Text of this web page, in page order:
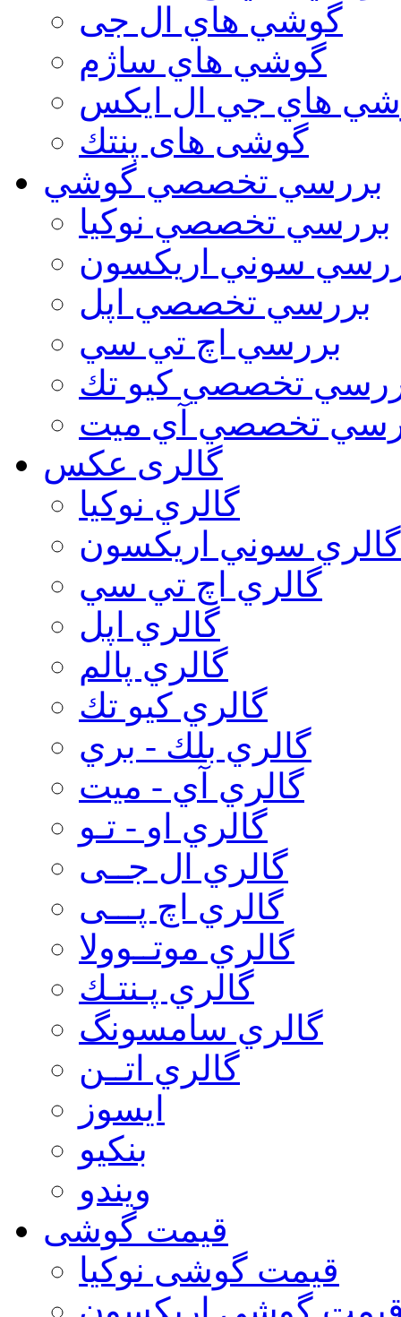
گوشي هاي ال جی
گوشي هاي ساژم
هاي جي ال ايكس
گوشی های پنتك
بررسي تخصصي گوشي
بررسي تخصصي نوكيا
سوني اريكسون
بررسي تخصصي اپل
بررسي اچ تي سي
تخصصي كيو تك
تخصصي آي ميت
گالری عکس
گالري نوكيا
گالري سوني اريكسون
گالري اچ تي سي
گالري اپل
گالري پالم
گالري كيو تك
گالري بلك - بري
گالري آي - ميت
گالري او - تـو
گالري ال جــی
گالري اچ پـــی
گالري موتــوولا
گالري پـنتـك
گالري سامسونگ
گالري اتــن
ایسوز
بنکیو
ویندو
قیمت گوشی
قیمت گوشی نوكيا